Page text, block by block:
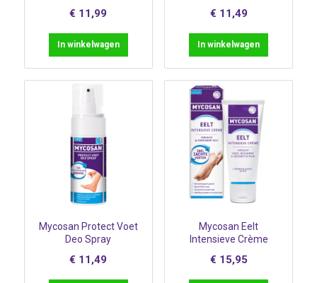
€ 11,99
In winkelwagen
€ 11,49
In winkelwagen
Mycosan Protect Voet
Deo Spray
€ 11,49
Mycosan Eelt
Intensieve Crème
€ 15,95